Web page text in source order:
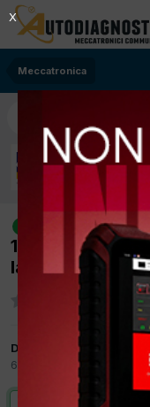
Meccatronica
128Kw Diesel]
la partenza
Da labcos
6 Dicembre 2012
X